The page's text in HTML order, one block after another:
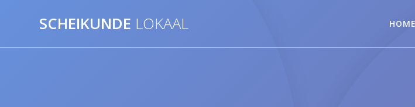
inhoud
SCHEIKUNDE LOKAAL HOME